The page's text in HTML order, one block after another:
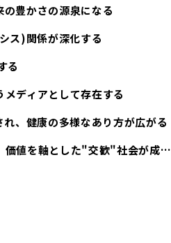
豊かさの源泉になる
ス)関係が深化する
る
ディアとして存在する
、健康の多様なあり方が広がる
経済活動は人間性を取り戻し、価値を軸とした"交歓"社会が成立する